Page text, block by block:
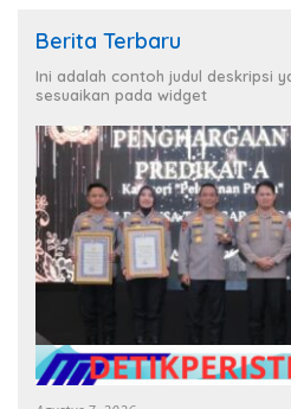
Berita Terbaru
Ini adalah contoh judul deskripsi
sesuaikan pada widget